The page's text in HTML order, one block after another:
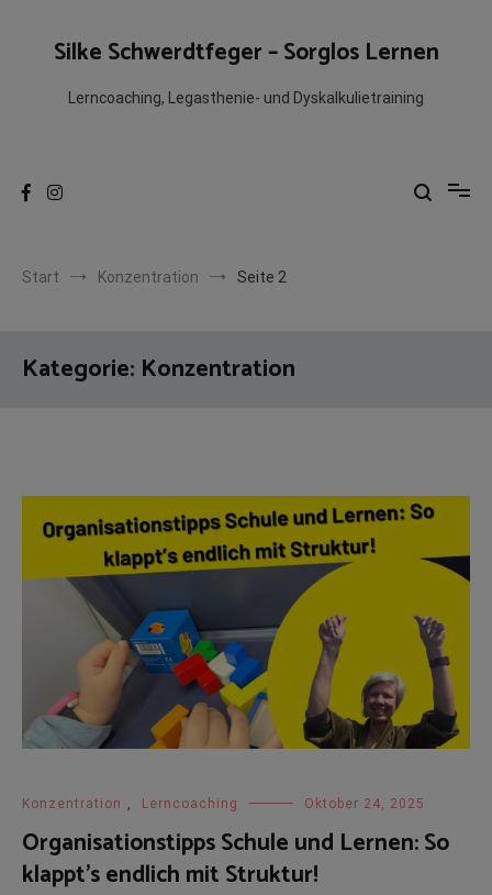
springenSilke Schwerdtfeger – Sorglos Lernen
Lerncoaching, Legasthenie- und Dyskalkulietraining
Start Konzentration Seite 2
Kategorie: Konzentration
Konzentration , Lerncoaching Oktober 24, 2025
Organisationstipps Schule und Lernen: So
klappt’s endlich mit Struktur!